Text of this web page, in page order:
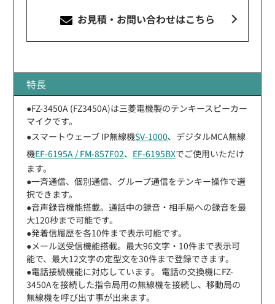
お見積・お問い合わせはこちら
特長
●FZ-3450A (FZ3450A)は三菱電機製のテンキースピーカー
マイクです。
●スマートウェーブ IP無線機SV-1000、デジタルMCA無線
機EF-6195A / FM-857F02、 EF-6195BXでご使用いただけ
ます。
●一斉通信、個別通信、グループ通信をテンキー操作で選
択できます。
●音声録音機能搭載。通話中の録音・相手局への録音を最
大120秒まで可能です。
●発着信履歴を各10件まで表示可能です。
●メール送受信機能搭載。最大96文字・10件まで表示可
能で、最大12文字の定型文を30件まで登録できます。
●電話接続機能に対応しています。 電話の交換機にFZ-
3450Aを接続した指令局用の無線機を接続し、移動局の
無線機を呼び出す事が出来ます。